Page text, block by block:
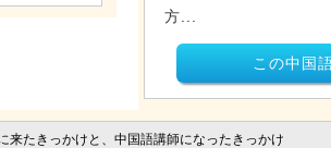
方...
この中国
来たきっかけと、中国語講師になったきっかけ